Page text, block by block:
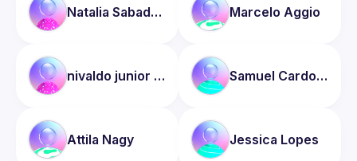
Natalia Sabadysh Marcelo Aggio
nivaldo junior favaro Samuel Cardoso da Silva
Attila Nagy Jessica Lopes